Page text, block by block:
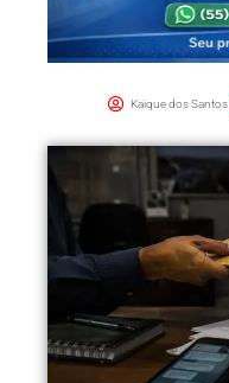
Kaique dos Santos